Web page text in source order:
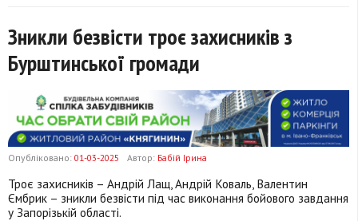
Зникли безвісти троє захисників з
Бурштинської громади
Опубліковано: 01-03-2025 Автор: Бабій Ірина
Троє захисників – Андрій Лащ, Андрій Коваль, Валентин
Ємбрик – зникли безвісти під час виконання бойового завдання
у Запорізькій області.